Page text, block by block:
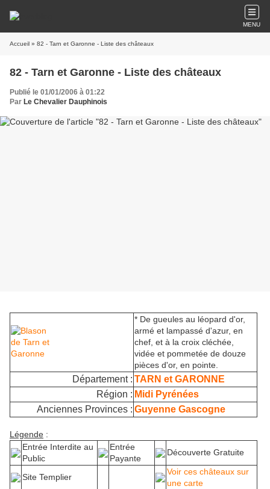
MENU
Accueil » 82 - Tarn et Garonne - Liste des châteaux
82 - Tarn et Garonne - Liste des châteaux
Publié le 01/01/2006 à 01:22
Par Le Chevalier Dauphinois
* De gueules au léopard d'or,
armé et lampassé d'azur, en
chef, et à la croix cléchée,
vidée et pommetée de douze
pièces d'or, en pointe.
Département : TARN et GARONNE
Région : Midi Pyrénées
Anciennes Provinces : Guyenne Gascogne
Légende :
Entrée Interdite au
Public
Entrée
Payante
Découverte Gratuite
Site Templier
Voir ces châteaux sur
une carte